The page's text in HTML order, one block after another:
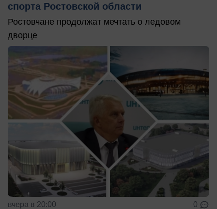
спорта Ростовской области
Ростовчане продолжат мечтать о ледовом
дворце
вчера в 20:00 0